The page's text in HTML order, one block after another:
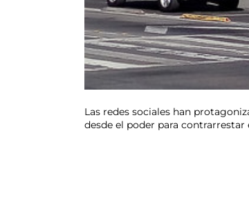
Las redes sociales han
desde el poder para